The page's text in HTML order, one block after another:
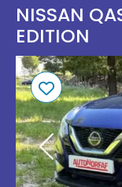
NISSAN
EDITION